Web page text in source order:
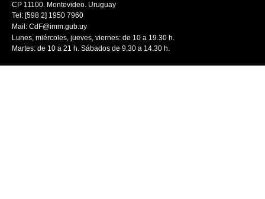
CP 11100. Montevideo. Uruguay
Tel: [598 2] 1950 7960
Mail: CdF@imm.gub.uy
Lunes, miércoles, jueves, viernes: de 10 a 19.30 h.
Martes: de 10 a 21 h. Sábados de 9.30 a 14.30 h.